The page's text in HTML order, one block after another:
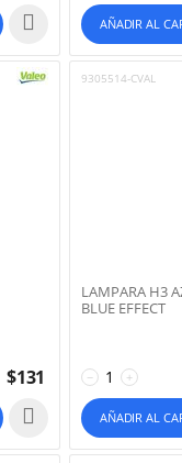
AÑADIR AL
$131
9305514-CVAL
LAMPARA H3
BLUE EFFECT
+
−
AÑADIR AL